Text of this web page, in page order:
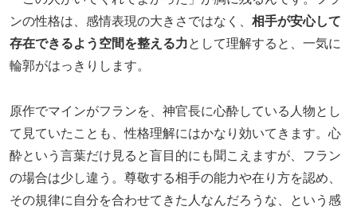
ンの性格は、感情表現の大きさではなく、 相手が安心して
存在できるよう空間を整える力として理解すると、一気に
輪郭がはっきりします。
原作でマインがフランを、神官長に心酔している人物とし
て見ていたことも、性格理解にはかなり効いてきます。心
酔という言葉だけ見ると盲目的にも聞こえますが、フラン
の場合は少し違う。尊敬する相手の能力や在り方を認め、
その規律に自分を合わせてきた人なんだろうな、という感